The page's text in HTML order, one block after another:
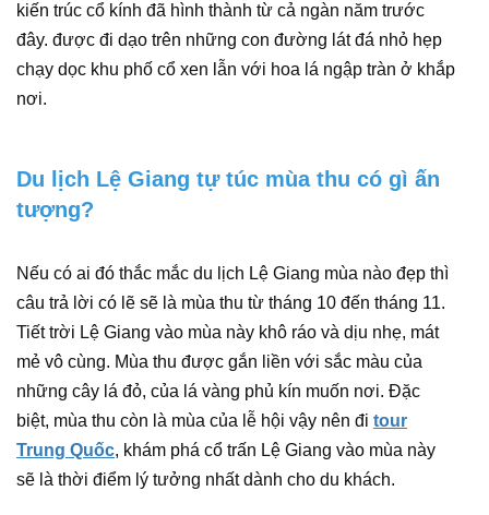
kiến trúc cổ kính đã hình thành từ cả ngàn năm trước
đây. được đi dạo trên những con đường lát đá nhỏ hẹp
chạy dọc khu phố cổ xen lẫn với hoa lá ngập tràn ở khắp
nơi.
Du lịch Lệ Giang tự túc mùa thu có gì ấn
tượng?
Nếu có ai đó thắc mắc du lịch Lệ Giang mùa nào đẹp thì
câu trả lời có lẽ sẽ là mùa thu từ tháng 10 đến tháng 11.
Tiết trời Lệ Giang vào mùa này khô ráo và dịu nhẹ, mát
mẻ vô cùng. Mùa thu được gắn liền với sắc màu của
những cây lá đỏ, của lá vàng phủ kín muốn nơi. Đặc
biệt, mùa thu còn là mùa của lễ hội vậy nên đi tour
Trung Quốc, khám phá cổ trấn Lệ Giang vào mùa này
sẽ là thời điểm lý tưởng nhất dành cho du khách.